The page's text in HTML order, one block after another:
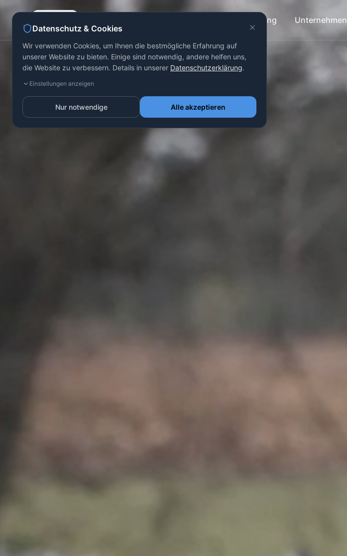
Beschichtung Unternehmen
Datenschutz & Cookies
Wir verwenden Cookies, um Ihnen die bestmögliche Erfahrung auf
unserer Website zu bieten. Einige sind notwendig, andere helfen uns,
die Website zu verbessern. Details in unserer Datenschutzerklärung.
Einstellungen anzeigen
Nur notwendige Alle akzeptieren